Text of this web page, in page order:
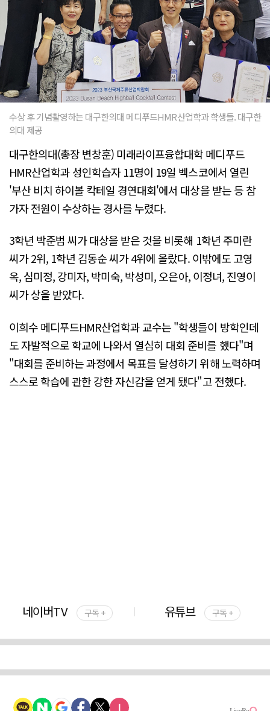
수상 후 기념촬영하는 대구한의대 메디푸드HMR산업학과 학생들. 대구한
의대 제공
대구한의대(총장 변창훈) 미래라이프융합대학 메디푸드
HMR산업학과 성인학습자 11명이 19일 벡스코에서 열린
'부산 비치 하이볼 칵테일 경연대회'에서 대상을 받는 등 참
가자 전원이 수상하는 경사를 누렸다.
3학년 박준범 씨가 대상을 받은 것을 비롯해 1학년 주미란
씨가 2위, 1학년 김동순 씨가 4위에 올랐다. 이밖에도 고영
옥, 심미정, 강미자, 박미숙, 박성미, 오은아, 이정녀, 진영이
씨가 상을 받았다.
이희수 메디푸드HMR산업학과 교수는 "학생들이 방학인데
도 자발적으로 학교에 나와서 열심히 대회 준비를 했다"며
"대회를 준비하는 과정에서 목표를 달성하기 위해 노력하며
스스로 학습에 관한 강한 자신감을 얻게 됐다"고 전했다.
네이버TV 구독 + 유튜브 구독 +